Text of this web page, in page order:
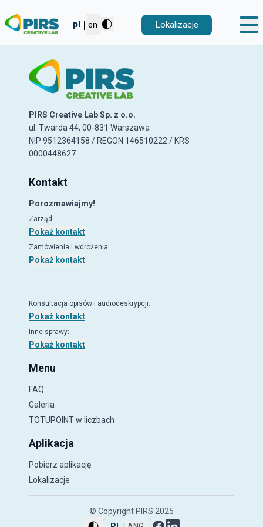
pl | en Lokalizacje
PIRS Creative Lab Sp. z o.o.
ul. Twarda 44, 00-831 Warszawa
NIP 9512364158 / REGON 146510222 / KRS
0000448627
Kontakt
Porozmawiajmy!
Zarząd :
Pokaż kontakt
Zamówienia i wdrożenia:
Pokaż kontakt
Konsultacja opisów i audiodeskrypcji:
Pokaż kontakt
Inne sprawy:
Pokaż kontakt
Menu
FAQ
Galeria
TOTUPOINTw liczbach
Aplikacja
Pobierz aplikację
Lokalizacje
© Copyright PIRS 2025